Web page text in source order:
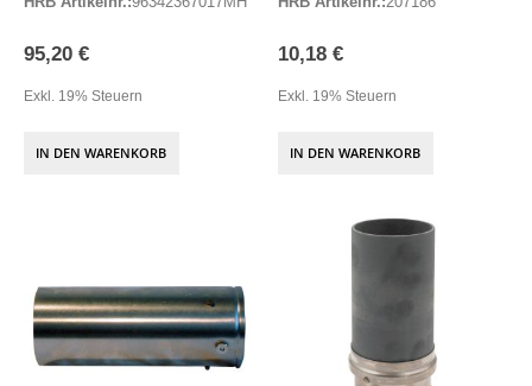
95,20 €
Exkl. 19% Steuern
IN DEN WARENKORB
10,18 €
Exkl. 19% Steuern
IN DEN WARENKORB